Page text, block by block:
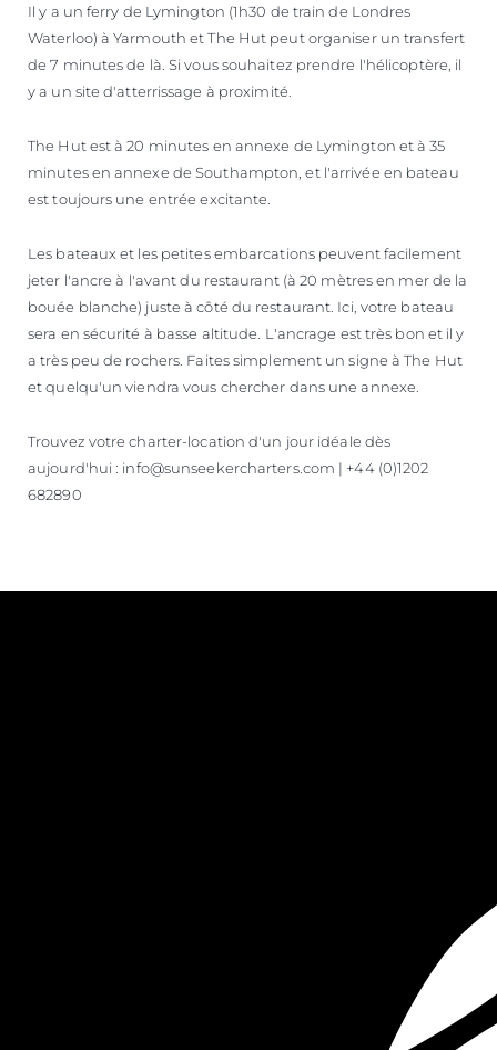
Il y a un ferry de Lymington (1h30 de train de Londres
Waterloo) à Yarmouth et The Hut peut organiser un transfert
de 7 minutes de là. Si vous souhaitez prendre l'hélicoptère, il
y a un site d'atterrissage à proximité.
The Hut est à 20 minutes en annexe de Lymington et à 35
minutes en annexe de Southampton, et l'arrivée en bateau
est toujours une entrée excitante.
Les bateaux et les petites embarcations peuvent facilement
jeter l'ancre à l'avant du restaurant (à 20 mètres en mer de la
bouée blanche) juste à côté du restaurant. Ici, votre bateau
sera en sécurité à basse altitude. L'ancrage est très bon et il y
a très peu de rochers. Faites simplement un signe à The Hut
et quelqu'un viendra vous chercher dans une annexe.
Trouvez votre charter-location d'un jour idéale dès
aujourd'hui : info@sunseekercharters.com | +44 (0)1202
682890